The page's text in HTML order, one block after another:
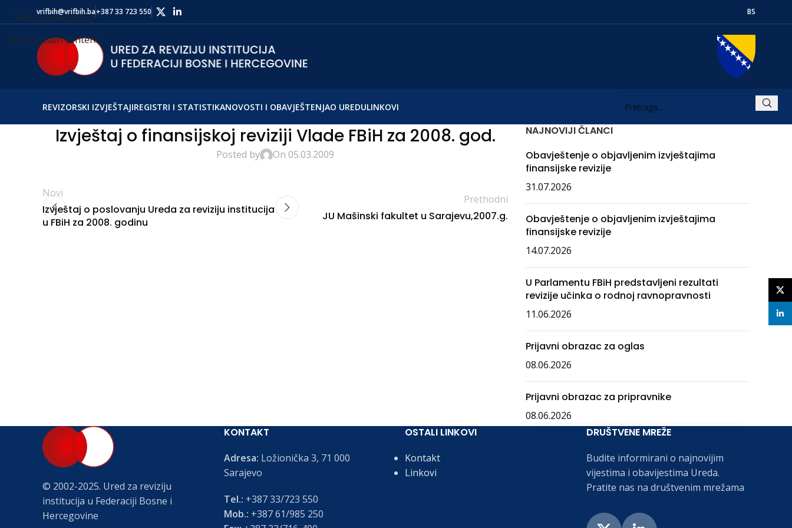
Skip to navigation
Skip to main content
vrifbih@vrifbih.ba+387 33 723 550 BS
REVIZORSKI IZVJEŠTAJIREGISTRI I STATISTIKANOVOSTI I OBAVJEŠTENJAO UREDULINKOVI
Izvještaj o finansijskoj reviziji Vlade FBiH za 2008. god.
Posted by On 05.03.2009
Novi
Izvještaj o poslovanju Ureda za reviziju institucija
u FBiH za 2008. godinu
Prethodni
JU Mašinski fakultet u Sarajevu,2007.g.
NAJNOVIJI ČLANCI
Obavještenje o objavljenim izvještajima
finansijske revizije
31.07.2026
Obavještenje o objavljenim izvještajima
finansijske revizije
14.07.2026
U Parlamentu FBiH predstavljeni rezultati
revizije učinka o rodnoj ravnopravnosti
11.06.2026
Prijavni obrazac za oglas
08.06.2026
Prijavni obrazac za pripravnike
08.06.2026
© 2002-2025. Ured za reviziju
institucija u Federaciji Bosne i
Hercegovine
KONTAKT
Adresa: Ložionička 3, 71 000
Sarajevo
Tel.: +387 33/723 550
Mob.: +387 61/985 250
OSTALI LINKOVI
Kontakt
Linkovi
DRUŠTVENE MREŽE
Budite informirani o najnovijim
vijestima i obavijestima Ureda.
Pratite nas na društvenim mrežama